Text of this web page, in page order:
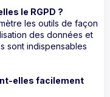
le RGPD ?
les outils de façon
des données et
sont indispensables
elles facilement